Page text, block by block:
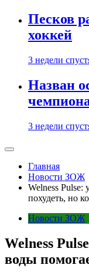
Песков
хоккей
3 недели
Назван
3 недели
Главная
Новости ЗОЖ
Welness Pulse:
похудеть, но
Новости ЗОЖ
Welness
воды